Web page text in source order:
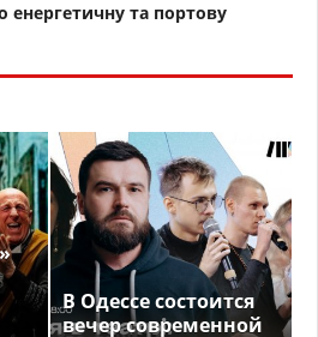
енергетичну та портову
В Одессе состоится
вечер современной